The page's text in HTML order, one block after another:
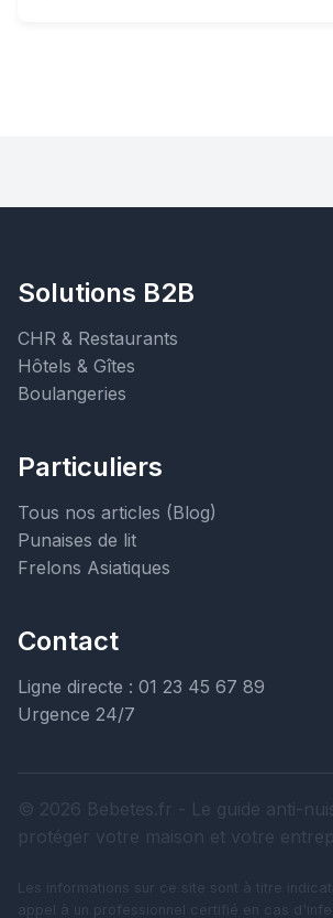
Solutions B2B
CHR & Restaurants
Hôtels & Gîtes
Boulangeries
Particuliers
Tous nos articles (Blog)
Punaises de lit
Frelons Asiatiques
Contact
Ligne directe : 01 23 45 67 89
Urgence 24/7
© 2026 Bebetes.fr - Le guide anti-
protéger votre maison et votre
Les informations sur ce site sont à titre
appel à un professionnel certifié en cas